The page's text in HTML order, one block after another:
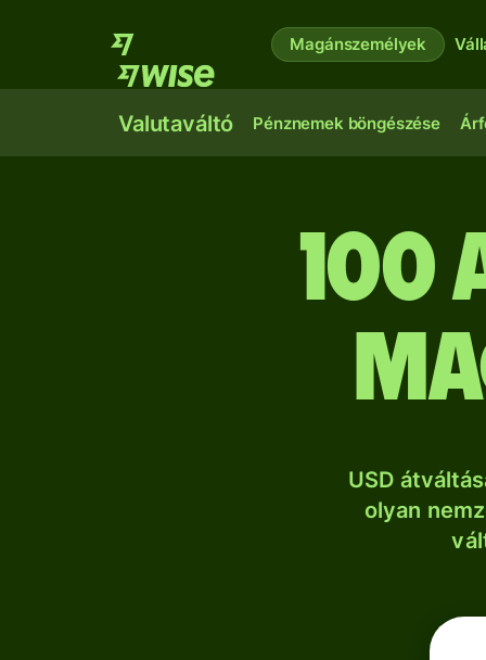
Magánszemélyek
Valutaváltó Pénznemek böngészése
USD
olyan